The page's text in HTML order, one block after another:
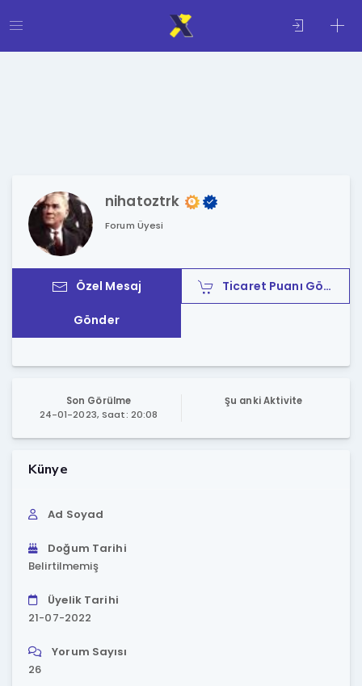
nihatoztrk
Forum Üyesi
Özel Mesaj
Gönder
Ticaret Puanı Gönder
Son Görülme
24-01-2023, Saat: 20:08
Şu anki Aktivite
Künye
Ad Soyad
Doğum Tarihi
Belirtilmemiş
Üyelik Tarihi
21-07-2022
Yorum Sayısı
26